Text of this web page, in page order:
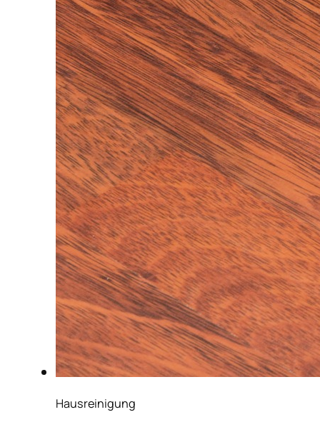
Hausreinigung